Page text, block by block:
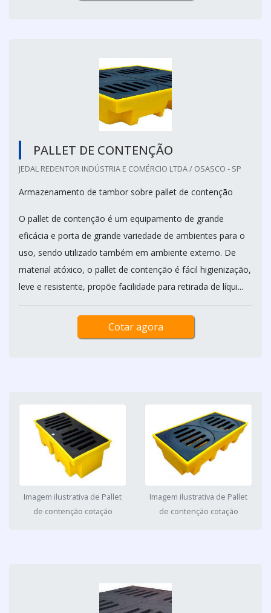
PALLET DE CONTENÇÃO
JEDAL REDENTOR INDÚSTRIA E COMÉRCIO LTDA / OSASCO - SP
Armazenamento de tambor sobre pallet de contenção
O pallet de contenção é um equipamento de grande
eficácia e porta de grande variedade de ambientes para o
uso, sendo utilizado também em ambiente externo. De
material atóxico, o pallet de contenção é fácil higienização,
leve e resistente, propõe facilidade para retirada de líqui...
Cotar agora
Imagem ilustrativa de Pallet
de contenção cotação
Imagem ilustrativa de Pallet
de contenção cotação